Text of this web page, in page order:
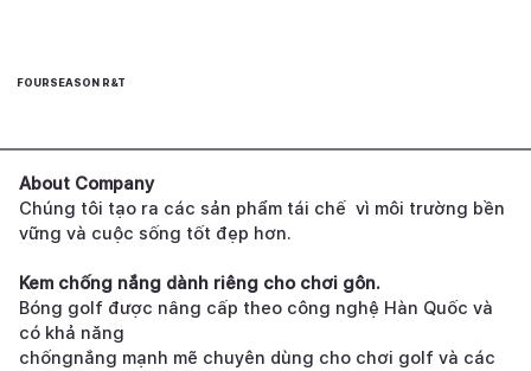
FOURSEASON R&T
About Company
Chúng tôi tạo ra các sản phẩm tái chế vì môi trường bền
vững và cuộc sống tốt đẹp hơn.
Kem chống nắng dành riêng cho chơi gôn.
Bóng golf được nâng cấp theo công nghệ Hàn Quốc và
có khả năng
chốngnắng mạnh mẽ chuyên dùng cho chơi golf và các